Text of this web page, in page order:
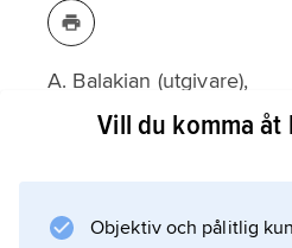
A. Balakian (utgivare),
The Symbolist
Vill du komma åt
Objektiv och pålitlig